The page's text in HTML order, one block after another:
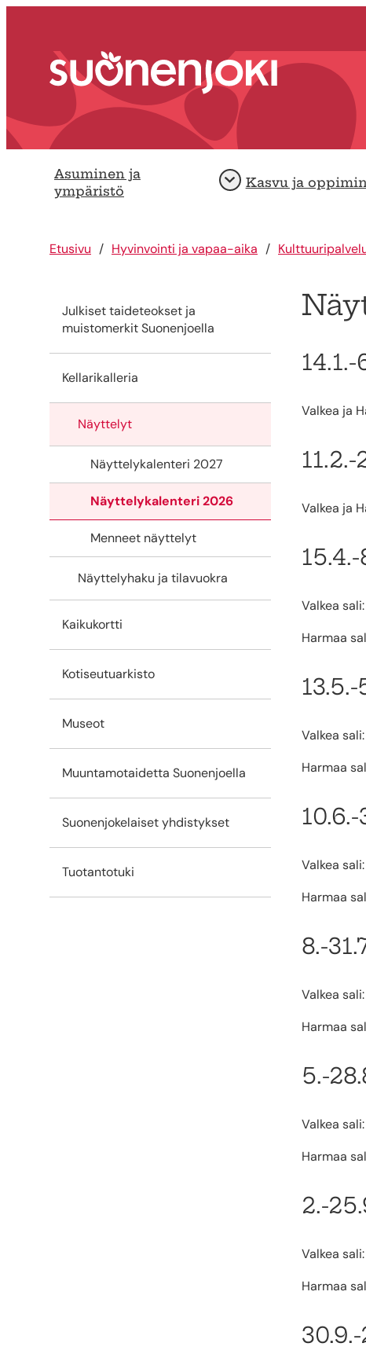
Etusivu
Asuminen ja
ympäristö
AvaaKasvu ja
Etusivu Hyvinvointi ja vapaa-aika
Julkiset taideteokset ja
muistomerkit Suonenjoella
Kellarikalleria
Näyttelyt
Näyttelykalenteri 2027
Näyttelykalenteri 2026
Menneet näyttelyt
Näyttelyhaku ja tilavuokra
Kaikukortti
Kotiseutuarkisto
Museot
Muuntamotaidetta Suonenjoella
Suonenjokelaiset yhdistykset
Tuotantotuki
Valkea ja
Valkea ja
Valkea sali:
Harmaa
Valkea sali:
Harmaa
Valkea sali:
Harmaa
8.-
Valkea sali:
Harmaa
5.-
Valkea sali:
Harmaa
2.-
Valkea sali:
Harmaa